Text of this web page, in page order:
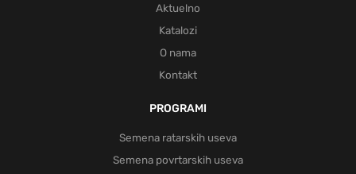
Aktuelno
Katalozi
O nama
Kontakt
PROGRAMI
Semena ratarskih useva
Semena povrtarskih useva